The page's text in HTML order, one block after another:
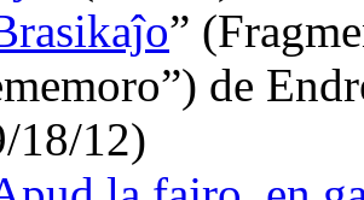
”
de
18/12)